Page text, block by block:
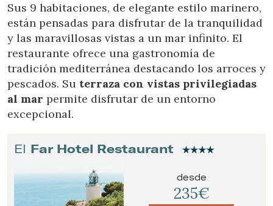
Sus 9 habitaciones, de elegante estilo marinero,
están pensadas para disfrutar de la tranquilidad
y las maravillosas vistas a un mar infinito. El
restaurante ofrece una gastronomía de
tradición mediterránea destacando los arroces y
pescados. Su terraza con vistas privilegiadas
al mar permite disfrutar de un entorno
excepcional.
El Far Hotel Restaurant
desde
235€